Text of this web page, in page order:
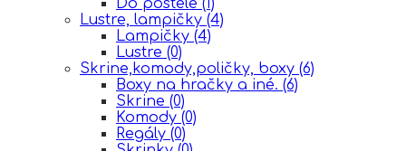
Lustre, lampičky (4)
Lampičky (4)
Lustre (0)
Skrine,komody,poličky, boxy (6)
Boxy na hračky a iné. (6)
Skrine (0)
Komody (0)
Regály (0)